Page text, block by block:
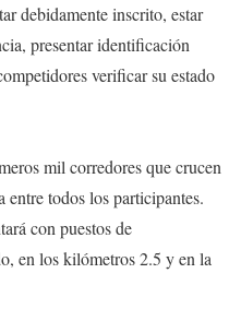
debidamente inscrito, estar
presentar identificación
verificar su estado
mil corredores que crucen
entre todos los participantes.
con puestos de
en los kilómetros 2.5 y en la